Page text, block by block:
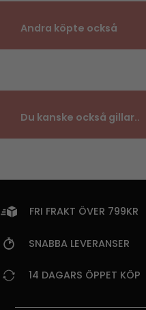
Andra köpte också
Du kanske också gillar..
FRI FRAKT ÖVER 799KR
SNABBA LEVERANSER
14 DAGARS ÖPPET KÖP